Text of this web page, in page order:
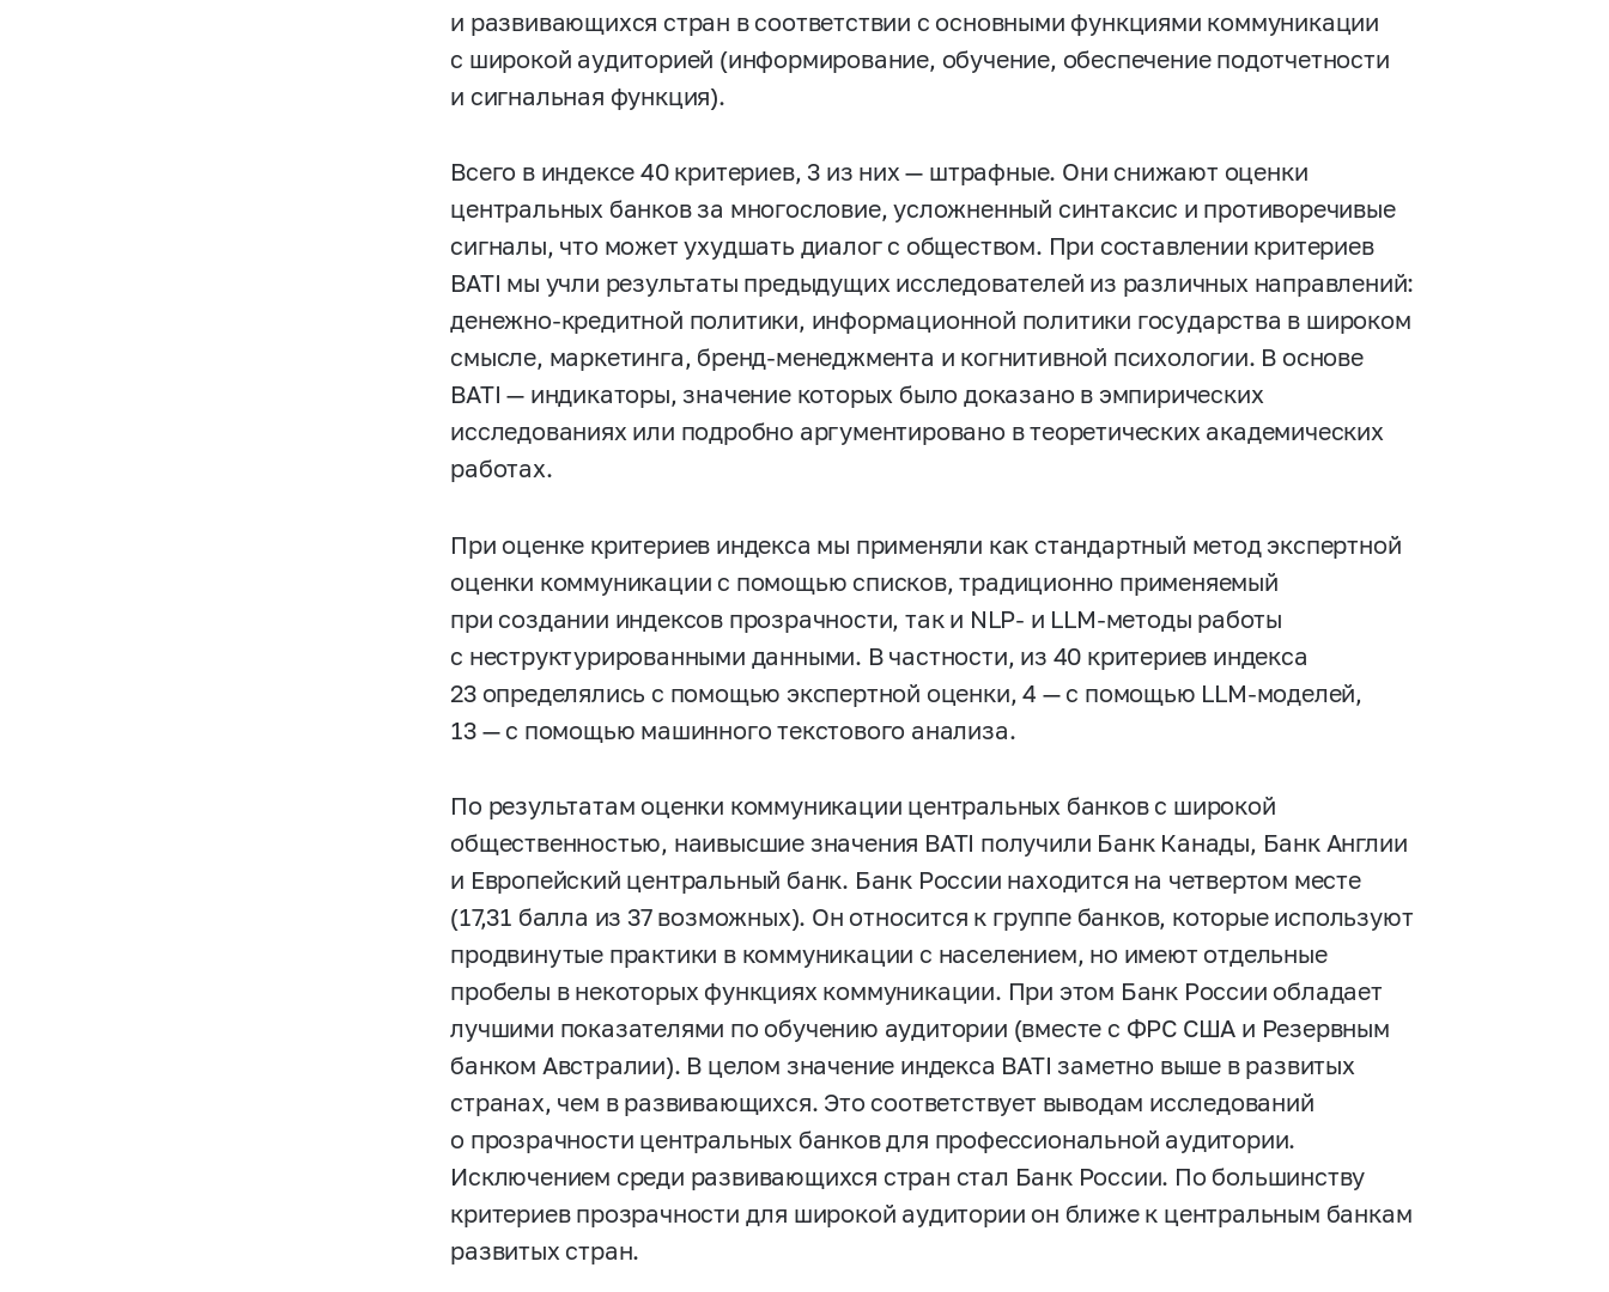
и развивающихся стран в соответствии с основными функциями коммуникации
с широкой аудиторией (информирование, обучение, обеспечение подотчетности
и сигнальная функция).
Всего в индексе 40 критериев, 3 из них — штрафные. Они снижают оценки
центральных банков за многословие, усложненный синтаксис и противоречивые
сигналы, что может ухудшать диалог с обществом. При составлении критериев
BATI мы учли результаты предыдущих исследователей из различных направлений:
денежно-кредитной политики, информационной политики государства в широком
смысле, маркетинга, бренд-менеджмента и когнитивной психологии. В основе
BATI — индикаторы, значение которых было доказано в эмпирических
исследованиях или подробно аргументировано в теоретических академических
работах.
При оценке критериев индекса мы применяли как стандартный метод экспертной
оценки коммуникации с помощью списков, традиционно применяемый
при создании индексов прозрачности, так и NLP- и LLM-методы работы
с неструктурированными данными. В частности, из 40 критериев индекса
23 определялись с помощью экспертной оценки, 4 — с помощью LLM-моделей,
13 — с помощью машинного текстового анализа.
По результатам оценки коммуникации центральных банков с широкой
общественностью, наивысшие значения BATI получили Банк Канады, Банк Англии
и Европейский центральный банк. Банк России находится на четвертом месте
(17,31 балла из 37 возможных). Он относится к группе банков, которые используют
продвинутые практики в коммуникации с населением, но имеют отдельные
пробелы в некоторых функциях коммуникации. При этом Банк России обладает
лучшими показателями по обучению аудитории (вместе с ФРС США и Резервным
банком Австралии). В целом значение индекса BATI заметно выше в развитых
странах, чем в развивающихся. Это соответствует выводам исследований
о прозрачности центральных банков для профессиональной аудитории.
Исключением среди развивающихся стран стал Банк России. По большинству
критериев прозрачности для широкой аудитории он ближе к центральным банкам
развитых стран.